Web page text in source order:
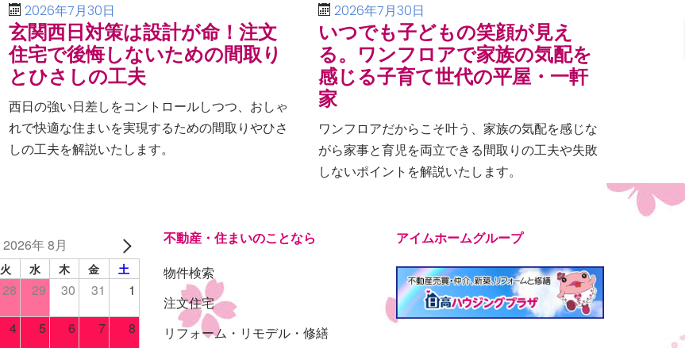
2026年7月30日
玄関西日対策は設計が命！注文
住宅で後悔しないための間取り
とひさしの工夫
西日の強い日差しをコントロールしつつ、おしゃ
れで快適な住まいを実現するための間取りやひさ
しの工夫を解説いたします。
2026年7月30日
いつでも子どもの笑顔が見え
る。ワンフロアで家族の気配を
感じる子育て世代の平屋・一軒
家
ワンフロアだからこそ叶う、家族の気配を感じな
がら家事と育児を両立できる間取りの工夫や失敗
しないポイントを解説いたします。
2026年 8月
火 水 木 金 土
28 29 30 31 1
4 5 6 7 8
不動産・住まいのことなら
物件検索
注文住宅
リフォーム・リモデル・修繕
アイムホームグループ